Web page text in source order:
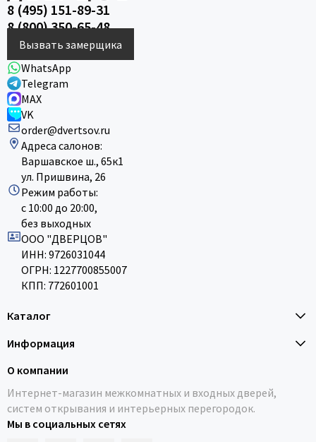
8 (495) 151-89-31
8 (800) 350-65-48
Вызвать замерщика
WhatsApp
Telegram
MAX
VK
order@dvertsov.ru
Адреса салонов:
Варшавское ш., 65к1
ул. Пришвина, 26
Режим работы:
с 10:00 до 20:00,
без выходных
ООО "ДВЕРЦОВ"
ИНН: 9726031044
ОГРН: 1227700855007
КПП: 772601001
Каталог
Информация
О компании
Интернет-магазин межкомнатных и входных дверей,
систем открывания и интерьерных перегородок.
Мы в социальных сетях